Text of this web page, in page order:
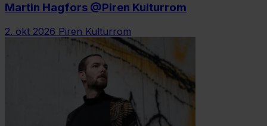
Martin Hagfors @Piren Kulturrom
2. okt 2026 Piren Kulturrom